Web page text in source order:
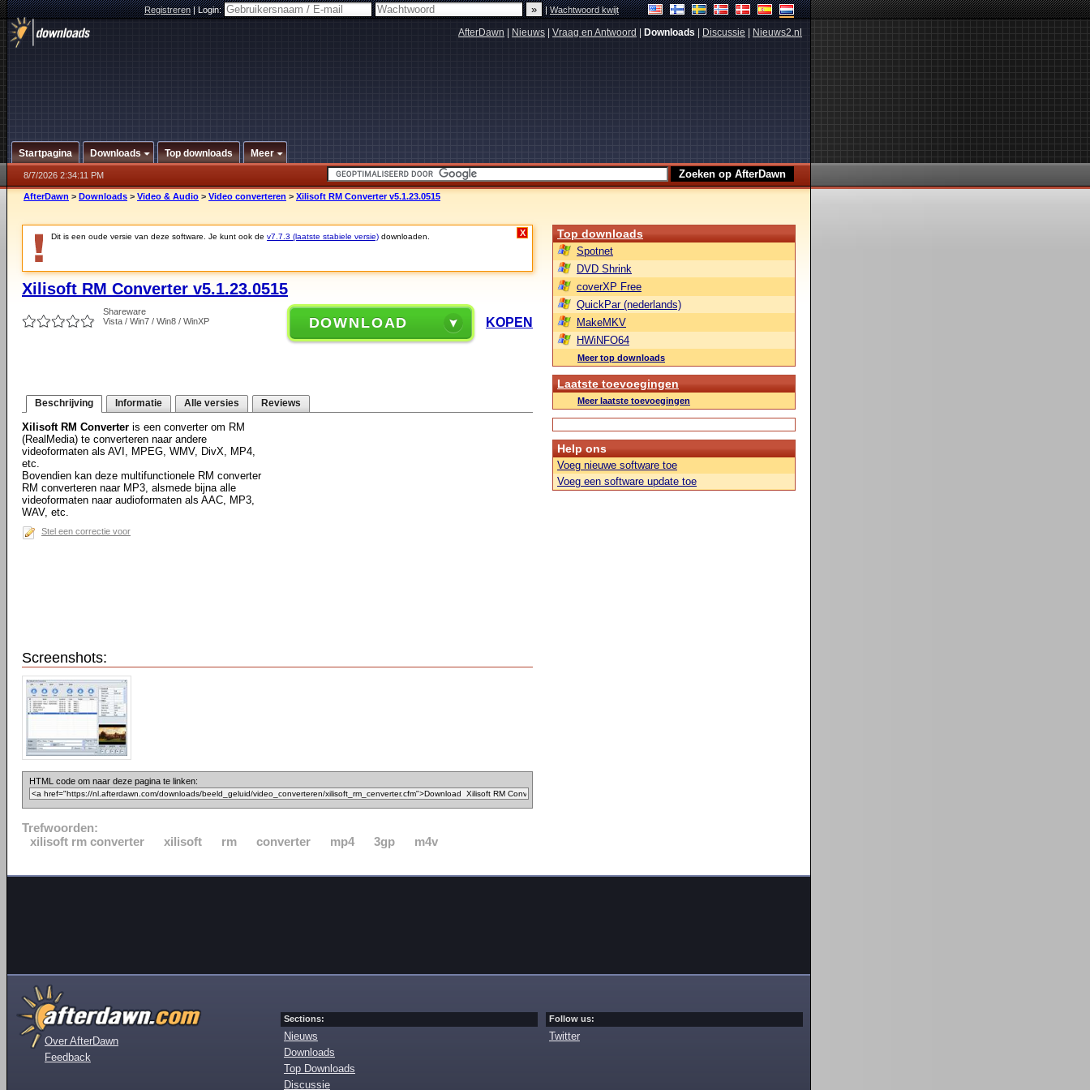
Registreren|Login: |Wachtwoord kwijt
AfterDawn Nieuws Vraag en Antwoord Downloads Discussie Nieuws2.nl
Startpagina Downloads Top downloads Meer
8/7/2026 2:34:11 PM
AfterDawn > Downloads > Video & Audio > Video converteren > Xilisoft RM Converter v5.1.23.0515
Dit is een oude versie van deze software. Je kunt ook de v7.7.3 (laatste stabiele versie) downloaden. X
Xilisoft RM Converter v5.1.23.0515
Shareware
Vista / Win7 / Win8 / WinXP
DOWNLOAD KOPEN
Beschrijving Informatie Alle versies Reviews
Xilisoft RM Converter is een converter om RM
(RealMedia) te converteren naar andere
videoformaten als AVI, MPEG, WMV, DivX, MP4,
etc.
Bovendien kan deze multifunctionele RM converter
RM converteren naar MP3, alsmede bijna alle
videoformaten naar audioformaten als AAC, MP3,
WAV, etc.
Stel een correctie voor
Screenshots:
HTML code om naar deze pagina te linken:
Trefwoorden:
xilisoft rm converter
xilisoft rm converter mp4 3gp m4v
Top downloads
Spotnet
DVD Shrink
coverXP Free
QuickPar (nederlands)
MakeMKV
HWiNFO64
Meer top downloads
Laatste toevoegingen
Meer laatste toevoegingen
Help ons
Voeg nieuwe software toe
Voeg een software update toe
Over AfterDawn
Feedback
Sections:
Nieuws
Downloads
Top Downloads
Discussie
Follow us:
Twitter